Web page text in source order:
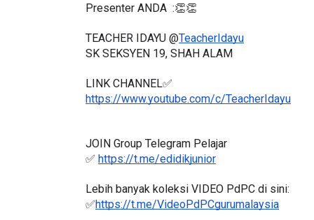
Presenter ANDA  :👏👏
TEACHER IDAYU @TeacherIdayu
SK SEKSYEN 19, SHAH ALAM
LINK CHANNEL✅
https://www.youtube.com/c/TeacherIdayu
JOIN Group Telegram Pelajar
✅ https://t.me/edidikjunior
Lebih banyak koleksi VIDEO PdPC di sini:
✅https://t.me/VideoPdPCgurumalaysia